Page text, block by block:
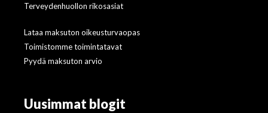
Terveydenhuollon rikosasiat
Lataa maksuton oikeusturvaopas
Toimistomme toimintatavat
Pyydä maksuton arvio
Uusimmat blogit